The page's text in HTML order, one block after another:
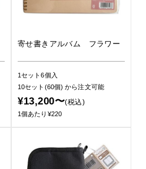
寄せ書きアルバム フラワー
1セット6個入
10セット(60個)から注文可能
¥13,200〜(税込)
1個あたり¥220